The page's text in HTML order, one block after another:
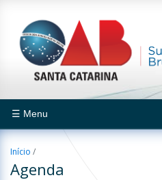
☰ Menu
Início /
Agenda